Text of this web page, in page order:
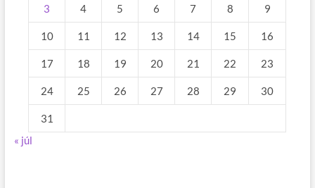
3 4 5 6 7 8 9
10 11 12 13 14 15 16
17 18 19 20 21 22 23
24 25 26 27 28 29 30
31
« júl